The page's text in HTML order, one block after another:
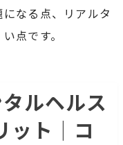
なる点、リアルタ
点です。
ルヘルス
ット｜コ